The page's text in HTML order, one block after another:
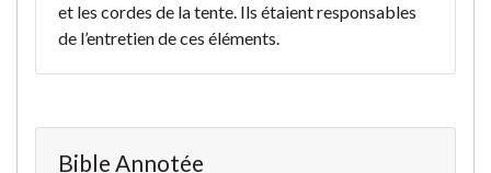
et les cordes de la tente. Ils étaient responsables
de l’entretien de ces éléments.
Bible Annotée